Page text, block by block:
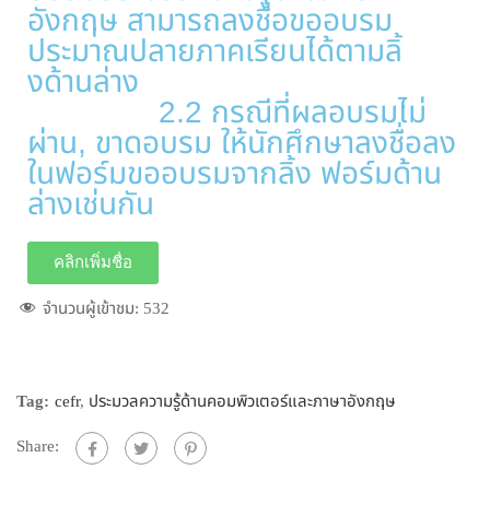
อังกฤษ สามารถลงชื่อขออบรม
ประมาณปลายภาคเรียนได้ตามลิ้
งด้านล่าง
2.2 กรณีที่ผลอบรมไม่
ผ่าน, ขาดอบรม ให้นักศึกษาลงชื่อลง
ในฟอร์มขออบรมจากลิ้ง ฟอร์มด้าน
ล่างเช่นกัน
คลิกเพิ่มชื่อ
จำนวนผู้เข้าชม: 532
Tag: cefr, ประมวลความรู้ด้านคอมพิวเตอร์และภาษาอังกฤษ
Share: